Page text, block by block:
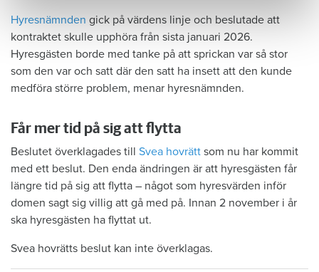
Hyresnämnden gick på värdens linje och beslutade att
kontraktet skulle upphöra från sista januari 2026.
Hyresgästen borde med tanke på att sprickan var så stor
som den var och satt där den satt ha insett att den kunde
medföra större problem, menar hyresnämnden.
Får mer tid på sig att flytta
Beslutet överklagades till Svea hovrätt som nu har kommit
med ett beslut. Den enda ändringen är att hyresgästen får
längre tid på sig att flytta – något som hyresvärden inför
domen sagt sig villig att gå med på. Innan 2 november i år
ska hyresgästen ha flyttat ut.
Svea hovrätts beslut kan inte överklagas.